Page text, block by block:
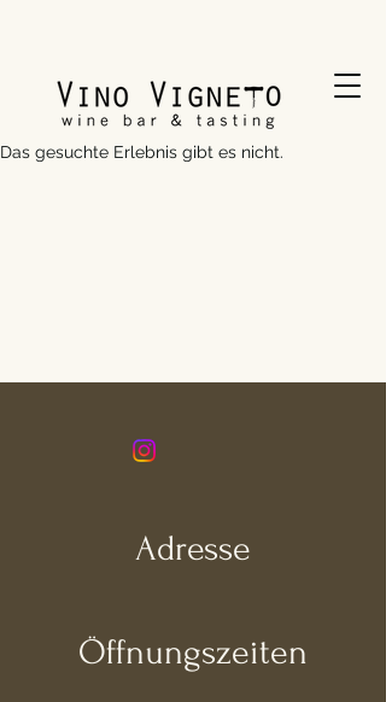
Das gesuchte Erlebnis gibt es nicht.
Adresse
Öffnungszeiten